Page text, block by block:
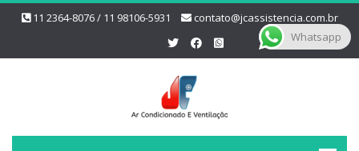
11 2364-8076 / 11 98106-5931 contato@jcassistencia.com.br
Whatsapp